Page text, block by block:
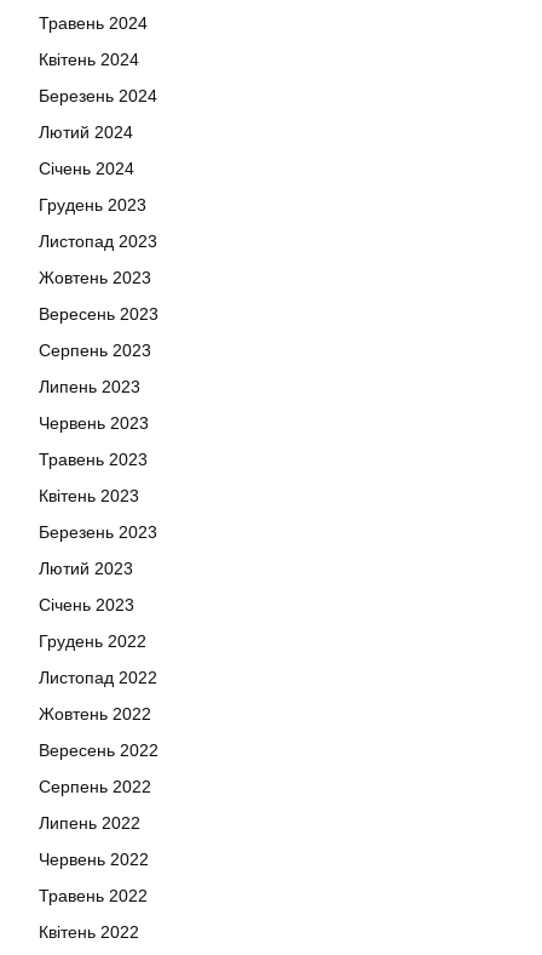
Травень 2024
Квітень 2024
Березень 2024
Лютий 2024
Січень 2024
Грудень 2023
Листопад 2023
Жовтень 2023
Вересень 2023
Серпень 2023
Липень 2023
Червень 2023
Травень 2023
Квітень 2023
Березень 2023
Лютий 2023
Січень 2023
Грудень 2022
Листопад 2022
Жовтень 2022
Вересень 2022
Серпень 2022
Липень 2022
Червень 2022
Травень 2022
Квітень 2022